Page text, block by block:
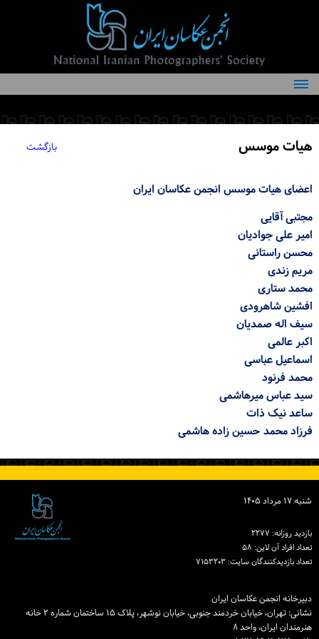
درباره انجمن
کمیته‌های انجمن
شرایط عضویت
هیات موسس بازگشت
اعضای هیات موسس انجمن عکاسان ایران
مجتبی آقایی
امیر علی جوادیان
محسن راستانی
مریم زندی
محمد ستاری
افشین شاهرودی
سیف اله صمدیان
اکبر عالمی
اسماعیل عباسی
محمد فرنود
سید عباس میرهاشمی
ساعد نیک ذات
فرزاد محمد حسین زاده هاشمی
شنبه ۱۷ مرداد ۱۴۰۵
بازدید روزانه: ۲۲۷۷
تعداد افراد آن لاین: ۵۸
تعداد بازدیدكنندگان سایت: ۷۱۵۳۲۰۳
دبیرخانه انجمن عکاسان ایران
نشانی: تهران، خیابان خردمند جنوبی، خیابان نوشهر، پلاک ۱۵ ساختمان شماره ۲ خانه
هنرمندان ایران، واحد ۸